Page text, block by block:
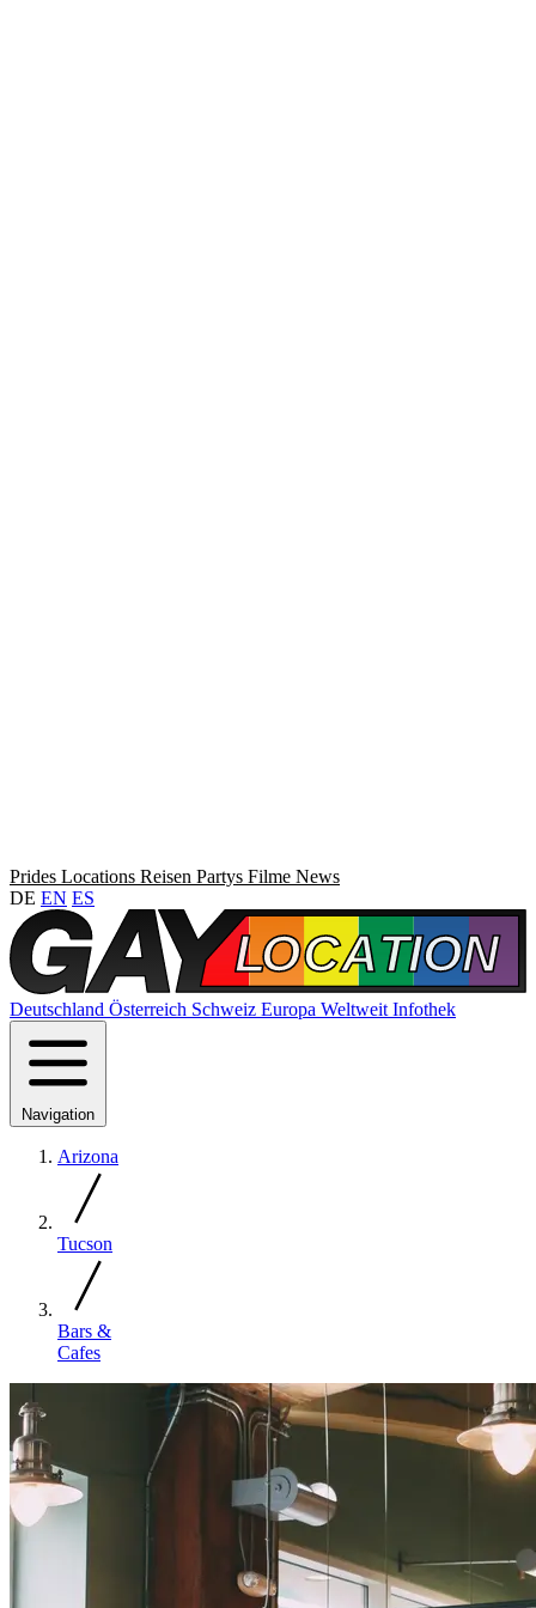
Prides Locations Reisen Partys Filme News
DE EN ES
Deutschland Österreich Schweiz Europa Weltweit Infothek
Navigation
Arizona
Tucson
Bars &
Cafes